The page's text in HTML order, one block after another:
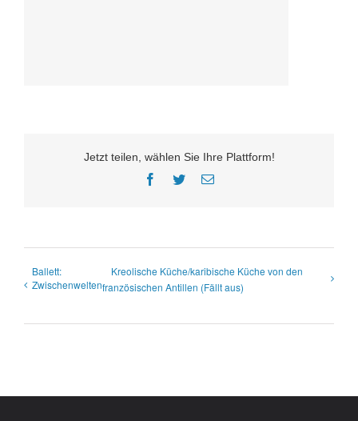
Jetzt teilen, wählen Sie Ihre Plattform!
Facebook
TwitterE-
Ballett:
Zwischenwelten
Kreolische Küche/karibische Küche von den
französischen Antillen (Fällt aus)